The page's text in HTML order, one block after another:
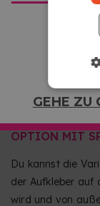
GEHE ZU
OPTION MIT
Du kannst die
der Aufkleber auf
wird und von